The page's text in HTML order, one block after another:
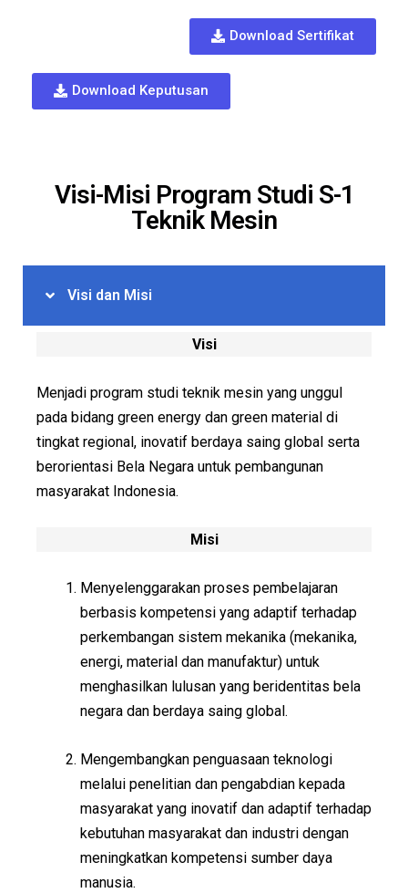
Download Sertifikat
Download Keputusan
Visi-Misi Program Studi S-1
Teknik Mesin
Visi dan Misi
Visi
Menjadi program studi teknik mesin yang unggul
pada bidang green energy dan green material di
tingkat regional, inovatif berdaya saing global serta
berorientasi Bela Negara untuk pembangunan
masyarakat Indonesia.
Misi
Menyelenggarakan proses pembelajaran
berbasis kompetensi yang adaptif terhadap
perkembangan sistem mekanika (mekanika,
energi, material dan manufaktur) untuk
menghasilkan lulusan yang beridentitas bela
negara dan berdaya saing global.
Mengembangkan penguasaan teknologi
melalui penelitian dan pengabdian kepada
masyarakat yang inovatif dan adaptif terhadap
kebutuhan masyarakat dan industri dengan
meningkatkan kompetensi sumber daya
manusia.